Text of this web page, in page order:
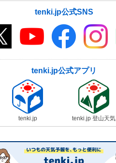
tenki.jp公式SNS
tenki.jp公式アプリ
tenki.jp tenki.jp 登山天気